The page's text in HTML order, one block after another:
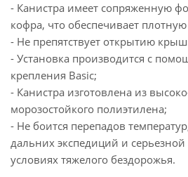
- Канистра имеет сопряженную
кофра, что обеспечивает
- Не препятствует открытию
- Установка производится с
крепления Basic;
- Канистра изготовлена из
морозостойкого полиэтилена;
- Не боится перепадов
дальних экспедиций и серьезной
условиях тяжелого бездорожья.